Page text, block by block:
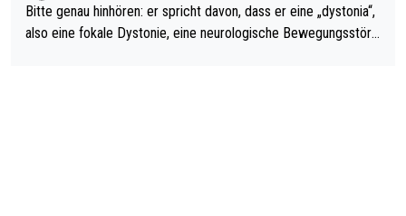
Bitte genau hinhören: er spricht davon, dass er eine „dystonia“,
also eine fokale Dystonie, eine neurologische Bewegungsstöru